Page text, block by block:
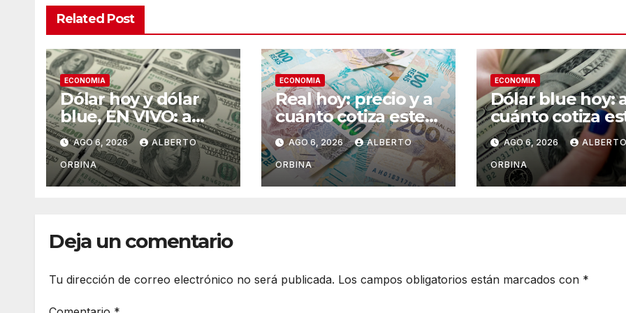
Related Post
ECONOMIA
Dólar hoy y dólar
blue, EN VIVO: a
cuánto cotiza el
oficial y cuál es el
precio del paralelo
este jueves 6 de
AGO 6, 2026 ALBERTO
ORBINA
ECONOMIA
Real hoy: precio y a
cuánto cotiza este
jueves 6 de agosto
de 2026
AGO 6, 2026 ALBERTO
ORBINA
ECONOMIA
Dólar blue hoy:
cuánto cotiza
jueves 06 de
AGO 6, 2026
ORBINA
Deja un comentario
Tu dirección de correo electrónico no será publicada. Los campos obligatorios están marcados con *